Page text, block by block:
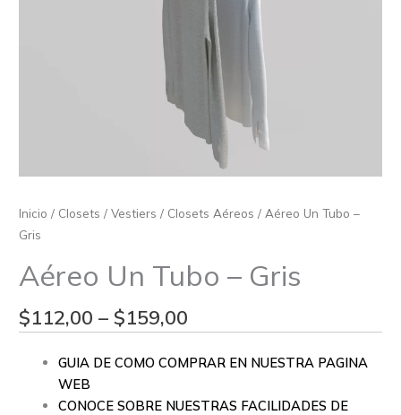
Inicio / Closets / Vestiers / Closets Aéreos / Aéreo Un Tubo –
Gris
Aéreo Un Tubo – Gris
$112,00 – $159,00
GUIA DE COMO COMPRAR EN NUESTRA PAGINA
WEB
CONOCE SOBRE NUESTRAS FACILIDADES DE